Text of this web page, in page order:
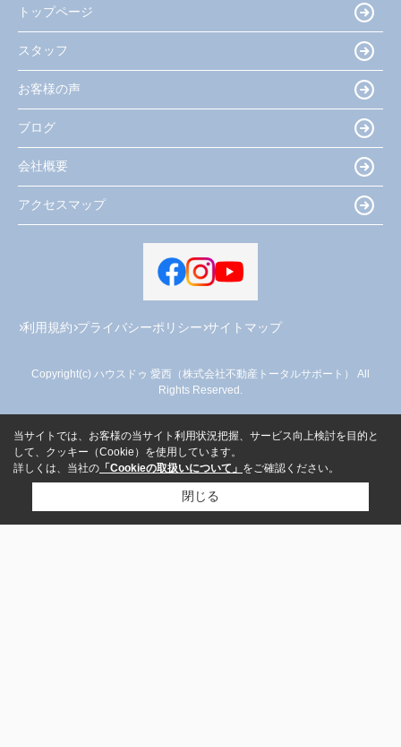
トップページ
スタッフ
お客様の声
ブログ
会社概要
アクセスマップ
利用規約 プライバシーポリシー サイトマップ
Copyright(c) ハウスドゥ 愛西（株式会社不動産トータルサポート） All
Rights Reserved.
当サイトでは、お客様の当サイト利用状況把握、サービス向上検討を目的と
して、クッキー（Cookie）を使用しています。
詳しくは、当社の 「Cookieの取扱いについて」 をご確認ください。
閉じる